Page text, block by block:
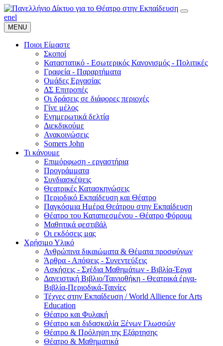
enel
MENU
Ποιοι Είμαστε
Σκοποί
Καταστατικό - Εσωτερικός Κανονισμός - Πολιτικές
Γραφεία - Παραρτήματα
Ομάδες Εργασίας
ΔΣ Επιτροπές
Οι δράσεις σε διάφορες περιοχές
Γίνε μέλος
Ενημερωτικά δελτία
Διεκδικούμε
Ανακοινώσεις
Somers John
Τι κάνουμε
Επιμόρφωση - εργαστήρια
Προγράμματα
Συνδιασκέψεις
Θεατρικές Κατασκηνώσεις
Περιοδικό Εκπαίδευση και Θέατρο
Παγκόσμια Ημέρα Θεάτρου στην Εκπαίδευση
Θέατρο του Καταπιεσμένου - Θέατρο Φόρουμ
Μαθητικά φεστιβάλ
Οι εκδόσεις μας
Χρήσιμο Υλικό
Ανθρώπινα δικαιώματα & Θέματα προσφύγων
Άρθρα - Απόψεις - Συνεντεύξεις
Ασκήσεις - Σχέδια Μαθημάτων - Βιβλία-Έργα
Δανειστική Βιβλιο/Ταινιοθήκη - Θεατρικά έργα-
Βιβλία-Περιοδικά-Ταινίες
Τέχνες στην Εκπαίδευση / World Allience for Arts
Education
Θέατρο και Φυλακή
Θέατρο και διδασκαλία Ξένων Γλωσσών
Θέατρο & Πρόληψη της Εξάρτησης
Θέατρο & Μαθηματικά